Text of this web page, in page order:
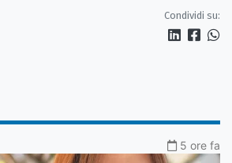
Condividi su:
5 ore fa